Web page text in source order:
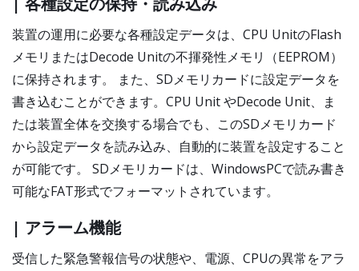
装置の運用に必要な各種設定データは、CPU UnitのFlash
メモリまたはDecode Unitの不揮発性メモリ（EEPROM）
に保持されます。 また、SDメモリカードに設定データを
書き込むことができます。CPU Unit やDecode Unit、ま
たは装置全体を交換する場合でも、このSDメモリカード
から設定データを読み込み、自動的に装置を設定すること
が可能です。 SDメモリカードは、WindowsPCで読み書き
可能なFAT形式でフォーマットされています。
| アラーム機能
受信した緊急警報信号の状態や、電源、CPUの異常をアラ